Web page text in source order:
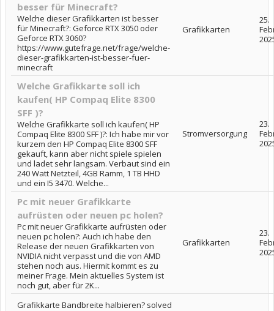
besser für Minecraft?
Welche dieser Grafikkarten ist besser
für Minecraft?: Geforce RTX 3050 oder
Geforce RTX 3060?
https://www.gutefrage.net/frage/welche-
dieser-grafikkarten-ist-besser-fuer-
minecraft
Grafikkarten
25.
Welche Grafikkarte soll ich
kaufen( HP Compaq Elite 8300
SFF )?
Welche Grafikkarte soll ich kaufen( HP
Compaq Elite 8300 SFF )?: Ich habe mir vor
kurzem den HP Compaq Elite 8300 SFF
gekauft, kann aber nicht spiele spielen
und ladet sehr langsam. Verbaut sind ein
240 Watt Netzteil, 4GB Ramm, 1 TB HHD
und ein I5 3470. Welche...
Stromversorgung
23.
Pc mit neuer Grafikkarte
aufrüsten oder neuen pc holen?
Pc mit neuer Grafikkarte aufrüsten oder
neuen pc holen?: Auch ich habe den
Release der neuen Grafikkarten von
NVIDIA nicht verpasst und die von AMD
stehen noch aus. Hiermit kommt es zu
meiner Frage. Mein aktuelles System ist
noch gut, aber für 2K...
Grafikkarten
23.
Grafikkarte Bandbreite halbieren? solved